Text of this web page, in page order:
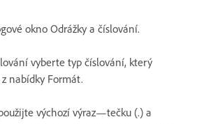
okno Odrážky a číslování.
vyberte typ číslování, který
nabídky Formát.
výchozí výraz—tečku (.) a